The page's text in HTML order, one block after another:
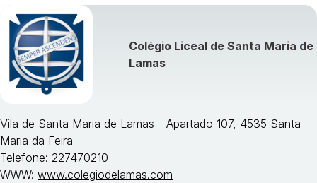
Colégio Liceal de Santa Maria de
Lamas
Vila de Santa Maria de Lamas - Apartado 107, 4535 Santa
Maria da Feira
Telefone: 227470210
WWW: www.colegiodelamas.com